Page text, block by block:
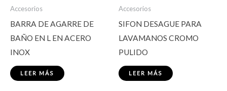
Accesorios
BARRA DE AGARRE DE
BAÑO EN L EN ACERO
INOX
LEER MÁS
Accesorios
SIFON DESAGUE PARA
LAVAMANOS CROMO
PULIDO
LEER MÁS